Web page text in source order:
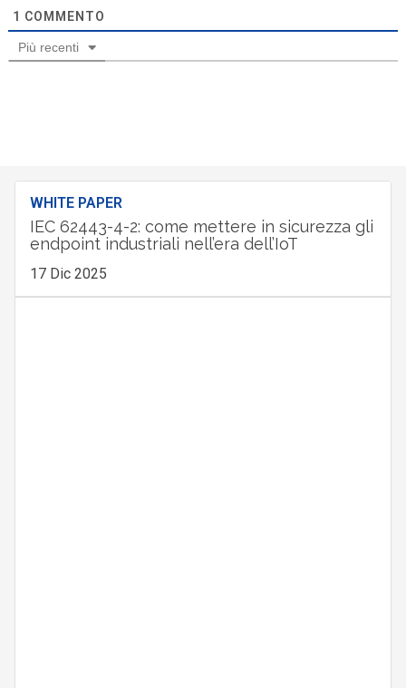
1 COMMENTO
Più recenti
WHITE PAPER
IEC 62443-4-2: come mettere in sicurezza gli
endpoint industriali nell’era dell’IoT
17 Dic 2025